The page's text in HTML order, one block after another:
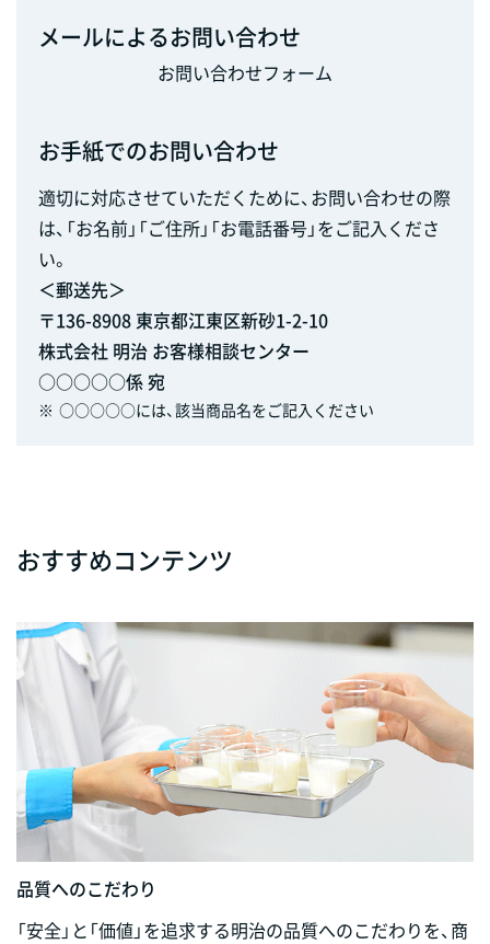
メールによるお問い合わせ
お問い合わせフォーム
お手紙でのお問い合わせ
適切に対応させていただくために、お問い合わせの際
は、「お名前」「ご住所」「お電話番号」をご記入くださ
い。
＜郵送先＞
〒136-8908 東京都江東区新砂1-2-10
株式会社 明治 お客様相談センター
○○○○○係 宛
※ ○○○○○には、該当商品名をご記入ください
おすすめコンテンツ
品質へのこだわり
「安全」と「価値」を追求する明治の品質へのこだわりを、商